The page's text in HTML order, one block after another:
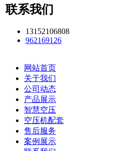
联系我们
13152106808
962169126
网站首页
关于我们
公司动态
产品展示
智慧空压
空压机配套
售后服务
案例展示